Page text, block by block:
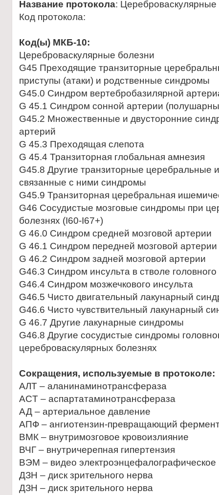
Название протокола: Цереброваскулярные
Код протокола:
Код(ы) МКБ-10:
Цереброваскулярные болезни
G45 Преходящие транзиторные
приступы (атаки) и родственные синдромы
G45.0 Синдром вертебробазилярной
G 45.1 Синдром сонной артерии
G45.2 Множественные и двусторонние
артерий
G 45.3 Преходящая слепота
G 45.4 Транзиторная глобальная амнезия
G45.8 Другие транзиторные церебральные
связанные с ними синдромы
G45.9 Транзиторная церебральная
G46 Сосудистые мозговые синдромы при
болезнях (I60-I67+)
G 46.0 Синдром средней мозговой артерии
G 46.1 Синдром передней мозговой артерии
G 46.2 Синдром задней мозговой артерии
G46.3 Синдром инсульта в стволе головного
G46.4 Синдром мозжечкового инсульта
G46.5 Чисто двигательный лакунарный
G46.6 Чисто чувствительный лакунарный
G 46.7 Другие лакунарные синдромы
G46.8 Другие сосудистые синдромы
цереброваскулярных болезнях
Сокращения, используемые в протоколе:
AЛT – аланинаминотрансфераза
AСT – аспартатаминотрансфераза
АД – артериальное давление
АПФ – ангиотензин-превращающий
ВМК – внутримозговое кровоизлияние
ВЧГ – внутричерепная гипертензия
ВЭМ – видео
ДЗН – диск зрительного нерва
ДЗН – диск зрительного нерва